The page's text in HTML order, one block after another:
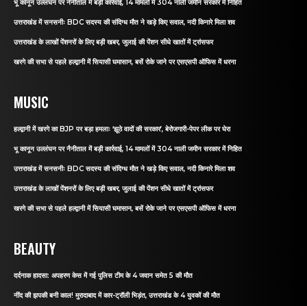
भू कानून उल्लंघन पर नैनीताल में बड़ी कार्रवाई, 14 मामलों में 304 नाली जमीन सरकार में निहित
उत्तराखंड में सनसनीः BDC सदस्य की संदिग्ध मौत ने खड़े किए सवाल, नदी किनारे मिला शव
उत्तराखंड के लाखों पेंशनरों के लिए बड़ी खबर, जुलाई की पेंशन सीधे खातों में ट्रांसफर
खरगे की सभा से पहले हल्द्वानी में सियासी घमासान, बसें रोके जाने पर एसएसपी ऑफिस में धरना
MUSIC
हल्द्वानी में खरगे का BJP पर बड़ा हमलाः ‘झूठे वादों की सरकार’, बेरोजगारी-पेपर लीक पर घेरा
भू कानून उल्लंघन पर नैनीताल में बड़ी कार्रवाई, 14 मामलों में 304 नाली जमीन सरकार में निहित
उत्तराखंड में सनसनीः BDC सदस्य की संदिग्ध मौत ने खड़े किए सवाल, नदी किनारे मिला शव
उत्तराखंड के लाखों पेंशनरों के लिए बड़ी खबर, जुलाई की पेंशन सीधे खातों में ट्रांसफर
खरगे की सभा से पहले हल्द्वानी में सियासी घमासान, बसें रोके जाने पर एसएसपी ऑफिस में धरना
BEAUTY
दर्दनाक हादसा: अपहरण केस में गई पुलिस टीम के 4 जवान समेत 5 की मौत
नींद की झपकी बनी काल! मुरादाबाद में कार-ट्रॉली भिड़ंत, उत्तराखंड के 4 युवकों की मौत